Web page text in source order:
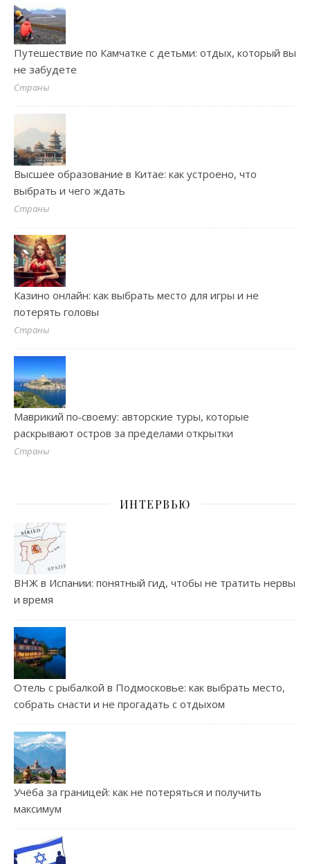
Путешествие по Камчатке с детьми: отдых, который вы
не забудете
Страны
Высшее образование в Китае: как устроено, что
выбрать и чего ждать
Страны
Казино онлайн: как выбрать место для игры и не
потерять головы
Страны
Маврикий по‑своему: авторские туры, которые
раскрывают остров за пределами открытки
Страны
ИНТЕРВЬЮ
ВНЖ в Испании: понятный гид, чтобы не тратить нервы
и время
Отель с рыбалкой в Подмосковье: как выбрать место,
собрать снасти и не прогадать с отдыхом
Учёба за границей: как не потеряться и получить
максимум